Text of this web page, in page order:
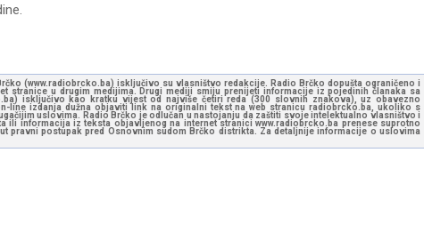
(www.radiobrcko.ba) isključivo su vlasništvo redakcije. Radio Brčko dopušta ograničeno i
stranice u drugim medijima. Drugi mediji smiju prenijeti informacije iz pojedinih članaka sa
isključivo kao kratku vijest od najviše četiri reda (300 slovnih znakova), uz obavezno
line izdanja dužna objaviti link na originalni tekst na web stranicu radiobrcko.ba, ukoliko s
uslovima. Radio Brčko je odlučan u nastojanju da zaštiti svoje intelektualno vlasništvo i
informacija iz teksta objavljenog na internet stranici www.radiobrcko.ba prenese suprotno
pravni postupak pred Osnovnim sudom Brčko distrikta. Za detaljnije informacije o uslovima